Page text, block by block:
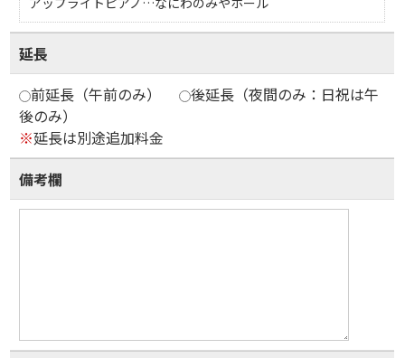
延長
前延長（午前のみ）
後延長（夜間のみ：日祝は午
後のみ）
※延長は別途追加料金
備考欄